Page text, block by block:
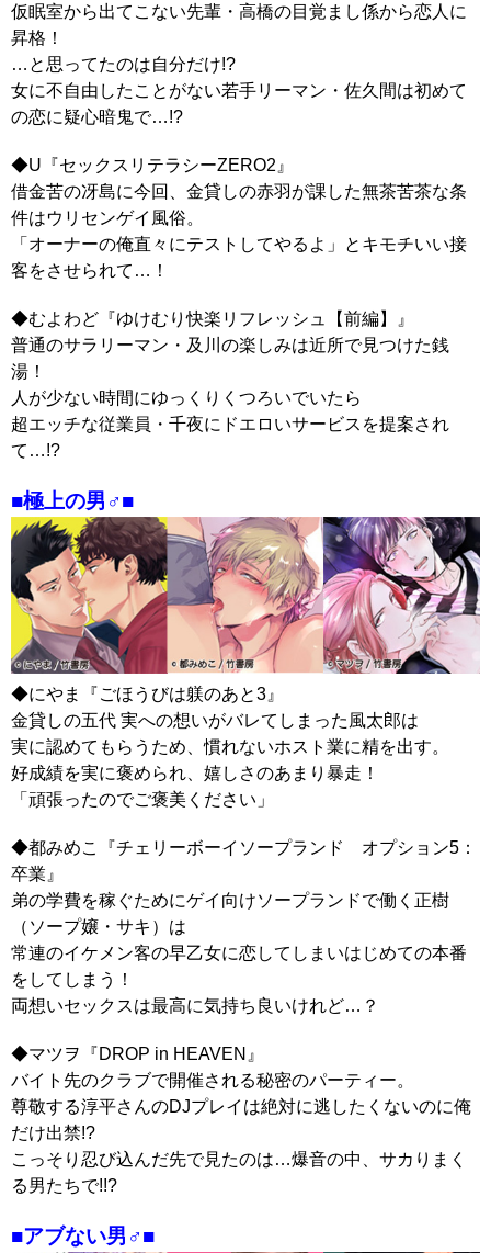
仮眠室から出てこない先輩・高橋の目覚まし係から恋人に
昇格！
…と思ってたのは自分だけ!?
女に不自由したことがない若手リーマン・佐久間は初めて
の恋に疑心暗鬼で…!?
◆U『セックスリテラシーZERO2』
借金苦の冴島に今回、金貸しの赤羽が課した無茶苦茶な条
件はウリセンゲイ風俗。
「オーナーの俺直々にテストしてやるよ」とキモチいい接
客をさせられて…！
◆むよわど『ゆけむり快楽リフレッシュ【前編】』‬
普通のサラリーマン・及川の楽しみは近所で見つけた銭
湯！
人が少ない時間にゆっくりくつろいでいたら
超エッチな従業員・千夜にドエロいサービスを提案され
て…!?
■極上の男♂■
◆にやま『ごほうびは躾のあと3』
金貸しの五代 実への想いがバレてしまった風太郎は
実に認めてもらうため、慣れないホスト業に精を出す。
好成績を実に褒められ、嬉しさのあまり暴走！
「頑張ったのでご褒美ください」
◆都みめこ『チェリーボーイソープランド オプション5：
卒業』
弟の学費を稼ぐためにゲイ向けソープランドで働く正樹
（ソープ嬢・サキ）は
常連のイケメン客の早乙女に恋してしまいはじめての本番
をしてしまう！
両想いセックスは最高に気持ち良いけれど…？
◆マツヲ『DROP in HEAVEN』
バイト先のクラブで開催される秘密のパーティー。
尊敬する淳平さんのDJプレイは絶対に逃したくないのに俺
だけ出禁!?
こっそり忍び込んだ先で見たのは…爆音の中、サカりまく
る男たちで!!?
■アブない男♂■